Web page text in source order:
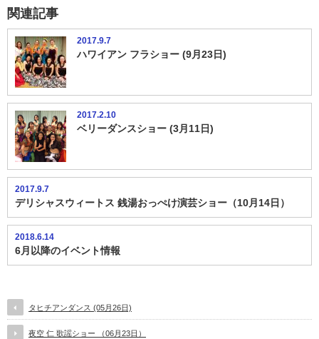
関連記事
2017.9.7
ハワイアン フラショー (9月23日)
2017.2.10
ベリーダンスショー (3月11日)
2017.9.7
デリシャスウィートス 銭湯おっぺけ演芸ショー（10月14日）
2018.6.14
6月以降のイベント情報
タヒチアンダンス (05月26日)
夜空 仁 歌謡ショー （06月23日）